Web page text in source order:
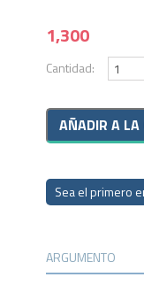
1,300
Cantidad:
Sea el primero
ARGUMENTO